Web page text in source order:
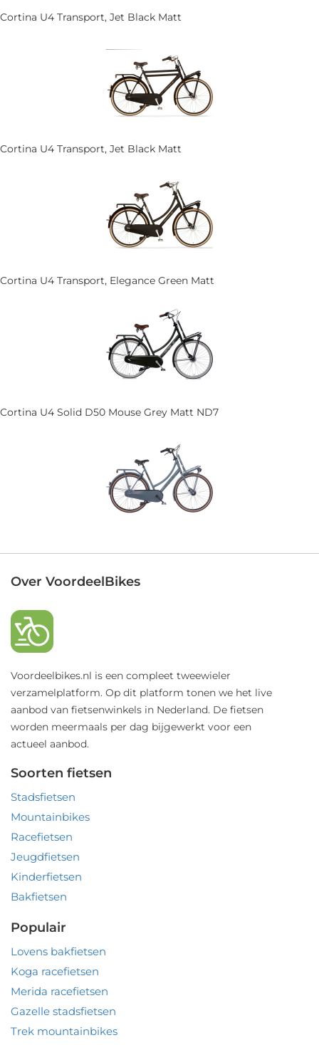
Cortina U4 Transport, Jet Black Matt
Cortina U4 Transport, Jet Black Matt
Cortina U4 Transport, Elegance Green Matt
Cortina U4 Solid D50 Mouse Grey Matt ND7
Over VoordeelBikes
Voordeelbikes.nl is een compleet tweewieler
verzamelplatform. Op dit platform tonen we het live
aanbod van fietsenwinkels in Nederland. De fietsen
worden meermaals per dag bijgewerkt voor een
actueel aanbod.
Soorten fietsen
Stadsfietsen
Mountainbikes
Racefietsen
Jeugdfietsen
Kinderfietsen
Bakfietsen
Populair
Lovens bakfietsen
Koga racefietsen
Merida racefietsen
Gazelle stadsfietsen
Trek mountainbikes